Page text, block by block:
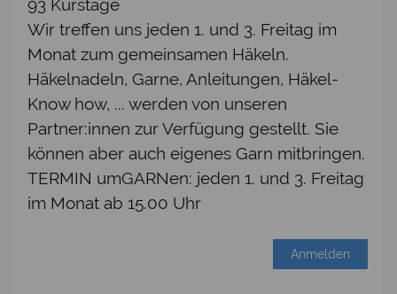
93 Kurstage
Wir treffen uns jeden 1. und 3. Freitag im
Monat zum gemeinsamen Häkeln.
Häkelnadeln, Garne, Anleitungen, Häkel-
Know how, ... werden von unseren
Partner:innen zur Verfügung gestellt. Sie
können aber auch eigenes Garn mitbringen.
TERMIN umGARNen: jeden 1. und 3. Freitag
im Monat ab 15.00 Uhr
Anmelden